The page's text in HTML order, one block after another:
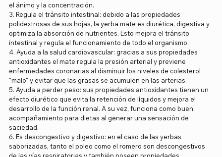
el ánimo y la concentración.
3. Regula el tránsito intestinal: debido a las propiedades
polidextrosas de sus hojas, la yerba mate es diurética, digestiva y
optimiza la absorción de nutrientes. Esto mejora el tránsito
intestinal y regula el funcionamiento de todo el organismo.
4. Ayuda a la salud cardiovascular: gracias a sus propiedades
antioxidantes el mate regula la presión arterial y previene
enfermedades coronarias al disminuir los niveles de colesterol
"malo" y evitar que las grasas se acumulen en las arterias.
5. Ayuda a perder peso: sus propiedades antioxidantes tienen un
efecto diurético que evita la retención de líquidos y mejora el
desarrollo de la función renal. A su vez, funciona como buen
acompañamiento para dietas al generar una sensación de
saciedad.
6. Es descongestivo y digestivo: en el caso de las yerbas
saborizadas, tanto el poleo como el romero son descongestivos
de las vías respiratorias y también poseen propiedades